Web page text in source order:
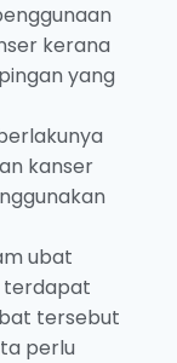
kerana
yang
kanser
ubat
terdapat
tersebut
perlu